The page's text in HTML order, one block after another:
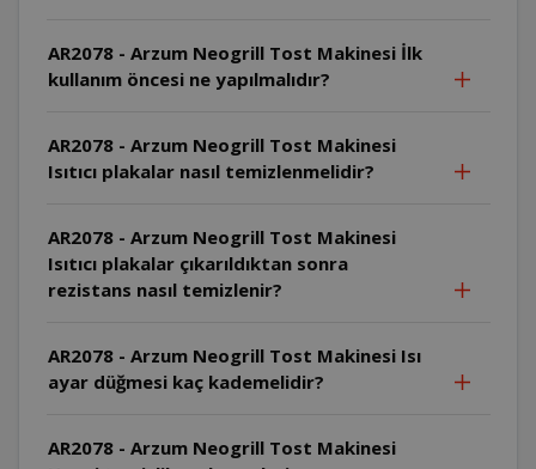
AR2078 - Arzum Neogrill Tost Makinesi İlk
kullanım öncesi ne yapılmalıdır?
AR2078 - Arzum Neogrill Tost Makinesi
Isıtıcı plakalar nasıl temizlenmelidir?
AR2078 - Arzum Neogrill Tost Makinesi
Isıtıcı plakalar çıkarıldıktan sonra
rezistans nasıl temizlenir?
AR2078 - Arzum Neogrill Tost Makinesi Isı
ayar düğmesi kaç kademelidir?
AR2078 - Arzum Neogrill Tost Makinesi